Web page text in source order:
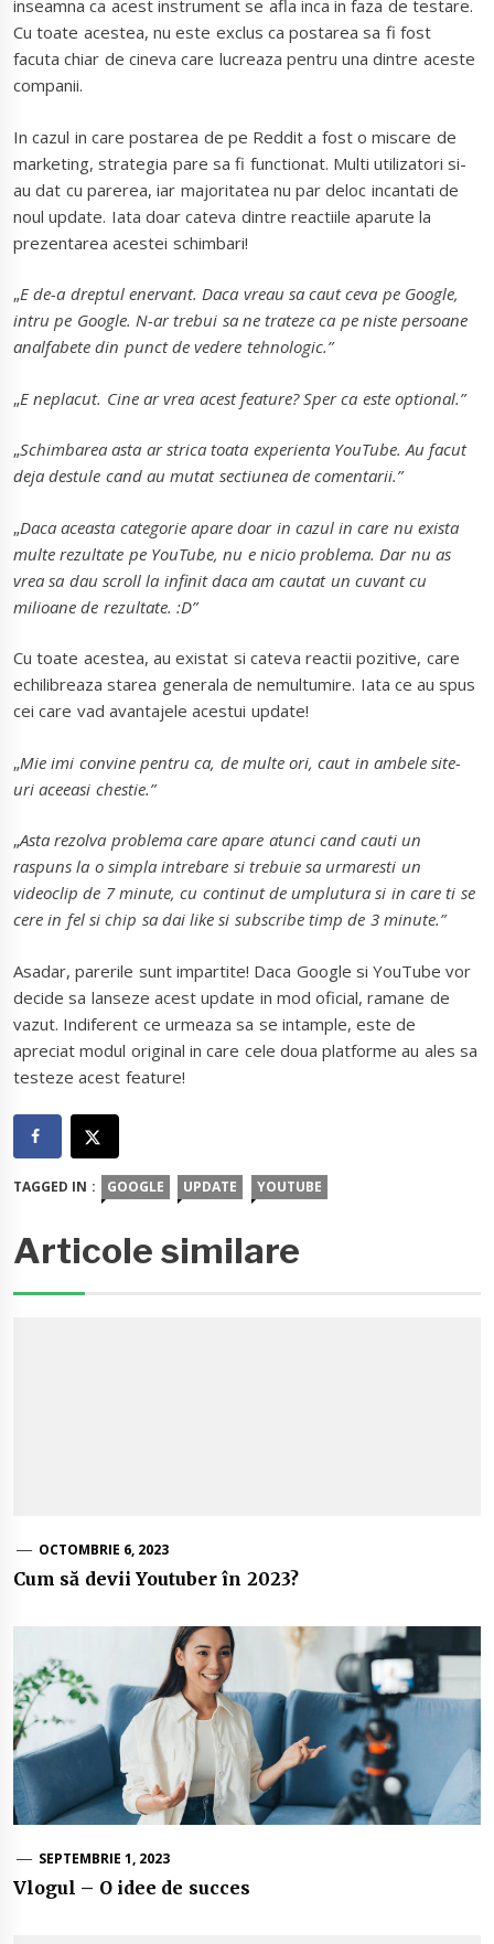
inseamna ca acest instrument se afla inca in faza de testare.
Cu toate acestea, nu este exclus ca postarea sa fi fost
facuta chiar de cineva care lucreaza pentru una dintre aceste
companii.
In cazul in care postarea de pe Reddit a fost o miscare de
marketing, strategia pare sa fi functionat. Multi utilizatori si-
au dat cu parerea, iar majoritatea nu par deloc incantati de
noul update. Iata doar cateva dintre reactiile aparute la
prezentarea acestei schimbari!
„E de-a dreptul enervant. Daca vreau sa caut ceva pe Google,
intru pe Google. N-ar trebui sa ne trateze ca pe niste persoane
analfabete din punct de vedere tehnologic.”
„E neplacut. Cine ar vrea acest feature? Sper ca este optional.”
„Schimbarea asta ar strica toata experienta YouTube. Au facut
deja destule cand au mutat sectiunea de comentarii.”
„Daca aceasta categorie apare doar in cazul in care nu exista
multe rezultate pe YouTube, nu e nicio problema. Dar nu as
vrea sa dau scroll la infinit daca am cautat un cuvant cu
milioane de rezultate. :D”
Cu toate acestea, au existat si cateva reactii pozitive, care
echilibreaza starea generala de nemultumire. Iata ce au spus
cei care vad avantajele acestui update!
„Mie imi convine pentru ca, de multe ori, caut in ambele site-
uri aceeasi chestie.”
„Asta rezolva problema care apare atunci cand cauti un
raspuns la o simpla intrebare si trebuie sa urmaresti un
videoclip de 7 minute, cu continut de umplutura si in care ti se
cere in fel si chip sa dai like si subscribe timp de 3 minute.”
Asadar, parerile sunt impartite! Daca Google si YouTube vor
decide sa lanseze acest update in mod oficial, ramane de
vazut. Indiferent ce urmeaza sa se intample, este de
apreciat modul original in care cele doua platforme au ales sa
testeze acest feature!
TAGGED IN : GOOGLE UPDATE YOUTUBE
Articole similare
OCTOMBRIE 6, 2023
Cum să devii Youtuber în 2023?
SEPTEMBRIE 1, 2023
Vlogul – O idee de succes